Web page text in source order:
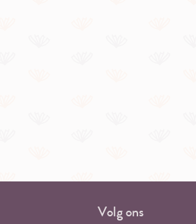
Volg ons